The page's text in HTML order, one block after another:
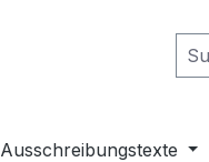
Ausschreibungstexte